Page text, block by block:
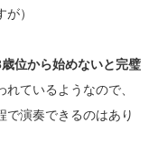
）
歳位から始めないと完璧
れているようなので、
で演奏できるのはあり